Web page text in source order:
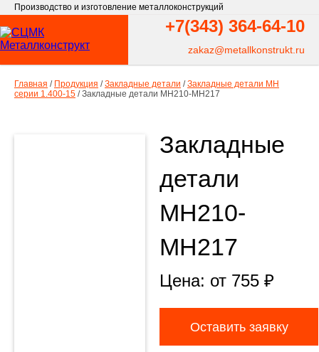
Производство и изготовление металлоконструкций
+7(343) 364-64-10
zakaz@metallkonstrukt.ru
Главная / Продукция / Закладные детали / Закладные детали МН
серии 1.400-15 / Закладные детали МН210-МН217
Закладные
детали
МН210-
МН217
Цена: от 755 ₽
Оставить заявку